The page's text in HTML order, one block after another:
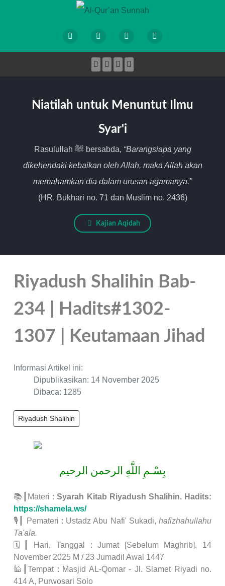
Niatilah untuk Menuntut Ilmu
Syar'i
Rasulullah ﷺ bersabda, “Barangsiapa yang
dikehendaki kebaikan oleh Allah, maka Allah akan
memahamkan dia dalam urusan agamanya.”
(HR. Bukhari no. 71 dan Muslim no. 2436)
Kajian Aqidah
Riyadush Shalihin Bab-
234 | Hadits#1302-
1307 | Keutamaan Jihad
Informasi Artikel ini:
Dipublikasikan: 14 November 2025
Dibaca: 1285
Riyadush Shalihin
بِسْـمِ اللَّهِ الرحمن الرحيم
📚┃Materi :Syarah Kitab Riyadush Shalihin. Hadits:
https://shamela.ws/
🎙┃ Pemateri : Ustadz Abu Nafi' Sukadi, hafizhahullahu
Ta'ala.
🗓┃ Hari, Tanggal : Jumat [Sebelum Maghrib], 14
November 2025 M / 23 Jumadil Awal 1447
🕌┃Tempat : Masjid AL-Qomar - Jl. Slamet Riyadi no.
414 A, Purwosari Solo